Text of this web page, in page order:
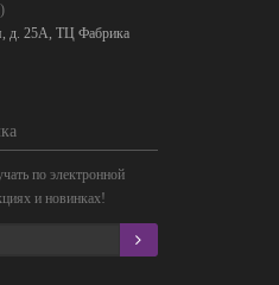
д. 25А, ТЦ Фабрика
по электронной
и новинках!